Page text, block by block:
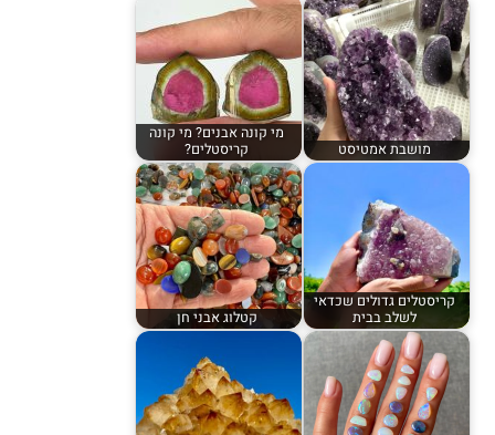
מושבת אמטיסט
מי קונה אבנים? מי קונה
קריסטלים?
קריסטלים גדולים שכדאי
לשלב בבית
קטלוג אבני חן